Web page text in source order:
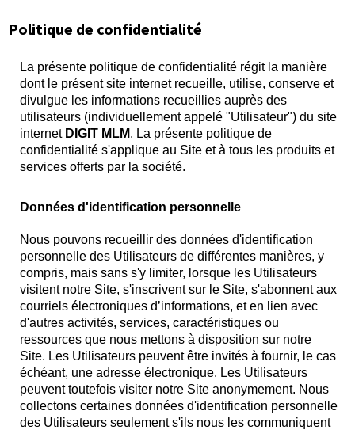
Politique de confidentialité
La présente politique de confidentialité régit la manière
dont le présent site internet recueille, utilise, conserve et
divulgue les informations recueillies auprès des
utilisateurs (individuellement appelé "Utilisateur") du site
internet DIGIT MLM. La présente politique de
confidentialité s'applique au Site et à tous les produits et
services offerts par la société.
Données d'identification personnelle
Nous pouvons recueillir des données d'identification
personnelle des Utilisateurs de différentes manières, y
compris, mais sans s'y limiter, lorsque les Utilisateurs
visitent notre Site, s'inscrivent sur le Site, s'abonnent aux
courriels électroniques d’informations, et en lien avec
d'autres activités, services, caractéristiques ou
ressources que nous mettons à disposition sur notre
Site. Les Utilisateurs peuvent être invités à fournir, le cas
échéant, une adresse électronique. Les Utilisateurs
peuvent toutefois visiter notre Site anonymement. Nous
collectons certaines données d'identification personnelle
des Utilisateurs seulement s'ils nous les communiquent